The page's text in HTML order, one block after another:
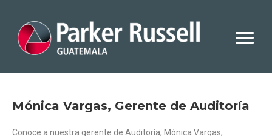
Mónica Vargas, Gerente de Auditoría
Conoce a nuestra gerente de Auditoría, Mónica Vargas,